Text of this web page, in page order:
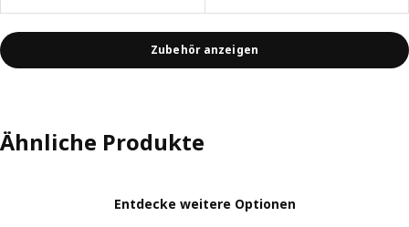
Zubehör anzeigen
Ähnliche Produkte
Entdecke weitere Optionen